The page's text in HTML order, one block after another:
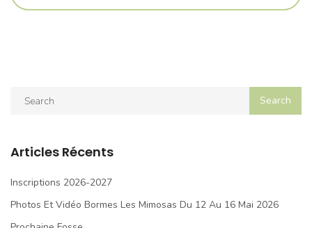
Articles Récents
Inscriptions 2026-2027
Photos Et Vidéo Bormes Les Mimosas Du 12 Au 16 Mai 2026